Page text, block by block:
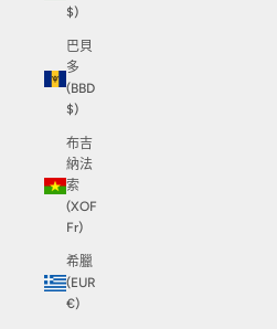
$)
巴貝
多
(BBD
$)
布吉
納法
索
(XOF
Fr)
希臘
(EUR
€)